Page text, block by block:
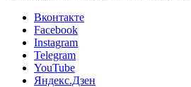
Вконтакте
Facebook
Instagram
Telegram
YouTube
Яндекс.Дзен